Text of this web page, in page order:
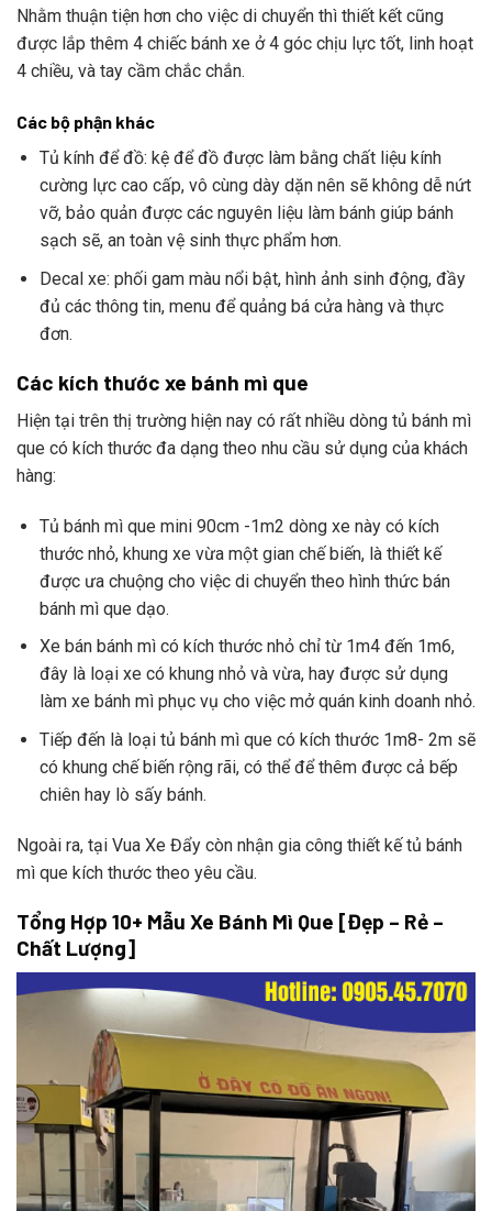
Nhằm thuận tiện hơn cho việc di chuyển thì thiết kết cũng
được lắp thêm 4 chiếc bánh xe ở 4 góc chịu lực tốt, linh hoạt
4 chiều, và tay cầm chắc chắn.
Các bộ phận khác
Tủ kính để đồ: kệ để đồ được làm bằng chất liệu kính
cường lực cao cấp, vô cùng dày dặn nên sẽ không dễ nứt
vỡ, bảo quản được các nguyên liệu làm bánh giúp bánh
sạch sẽ, an toàn vệ sinh thực phẩm hơn.
Decal xe: phối gam màu nổi bật, hình ảnh sinh động, đầy
đủ các thông tin, menu để quảng bá cửa hàng và thực
đơn.
Các kích thước xe bánh mì que
Hiện tại trên thị trường hiện nay có rất nhiều dòng tủ bánh mì
que có kích thước đa dạng theo nhu cầu sử dụng của khách
hàng:
Tủ bánh mì que mini 90cm -1m2 dòng xe này có kích
thước nhỏ, khung xe vừa một gian chế biến, là thiết kế
được ưa chuộng cho việc di chuyển theo hình thức bán
bánh mì que dạo.
Xe bán bánh mì có kích thước nhỏ chỉ từ 1m4 đến 1m6,
đây là loại xe có khung nhỏ và vừa, hay được sử dụng
làm xe bánh mì phục vụ cho việc mở quán kinh doanh nhỏ.
Tiếp đến là loại tủ bánh mì que có kích thước 1m8- 2m sẽ
có khung chế biến rộng rãi, có thể để thêm được cả bếp
chiên hay lò sấy bánh.
Ngoài ra, tại Vua Xe Đẩy còn nhận gia công thiết kế tủ bánh
mì que kích thước theo yêu cầu.
Tổng Hợp 10+ Mẫu Xe Bánh Mì Que [Đẹp – Rẻ –
Chất Lượng]